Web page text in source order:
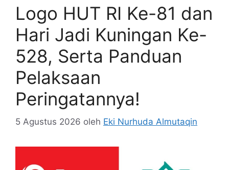
Logo HUT RI Ke-81 dan
Hari Jadi Kuningan Ke-
528, Serta Panduan
Pelaksaan
Peringatannya!
5 Agustus 2026 oleh Eki Nurhuda Almutaqin